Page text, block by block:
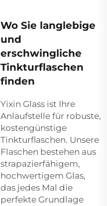
Wo Sie langlebige
und
erschwingliche
Tinkturflaschen
finden
Yixin Glass ist Ihre
Anlaufstelle für robuste,
kostengünstige
Tinkturflaschen. Unsere
Flaschen bestehen aus
strapazierfähigem,
hochwertigem Glas,
das jedes Mal die
perfekte Grundlage